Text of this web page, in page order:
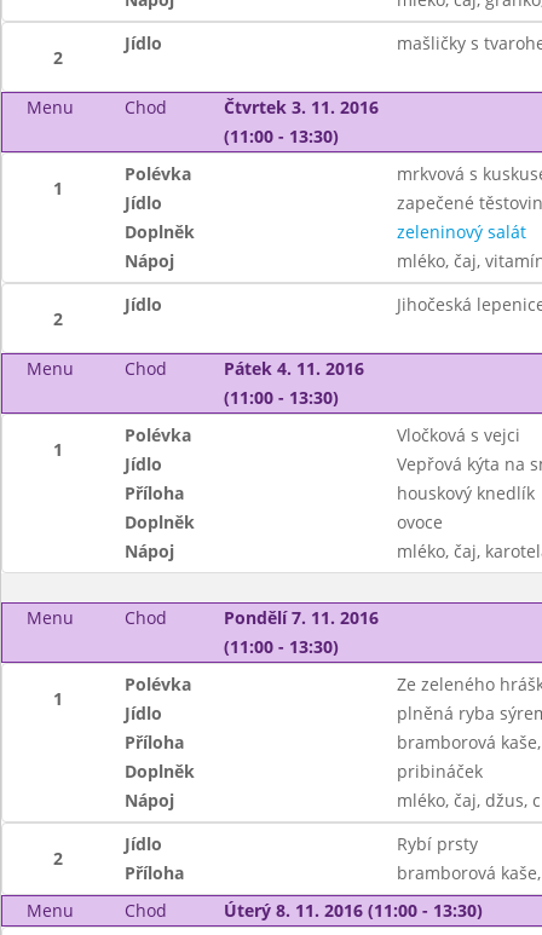
2
Jídlo mašličky s
Menu Chod
Čtvrtek 3. 11. 2016
(11:00 - 13:30)
1
Polévka
mrkvová s
Jídlo
zapečené
Doplněk
zeleninový salát
Nápoj
mléko, čaj,
2
Jídlo Jihočeská
Menu Chod
Pátek 4. 11. 2016
(11:00 - 13:30)
1
Polévka
Vločková s vejci
Jídlo
Vepřová kýta na
Příloha
houskový knedlík
Doplněk
ovoce
Nápoj
mléko, čaj,
Menu Chod
Pondělí 7. 11. 2016
(11:00 - 13:30)
1
Polévka
Ze zeleného
Jídlo
plněná ryba
Příloha
bramborová
Doplněk
pribináček
Nápoj
mléko, čaj, džus,
2
Jídlo
Rybí prsty
Příloha
bramborová
Menu
Chod Úterý 8. 11. 2016 (11:00 - 13:30)